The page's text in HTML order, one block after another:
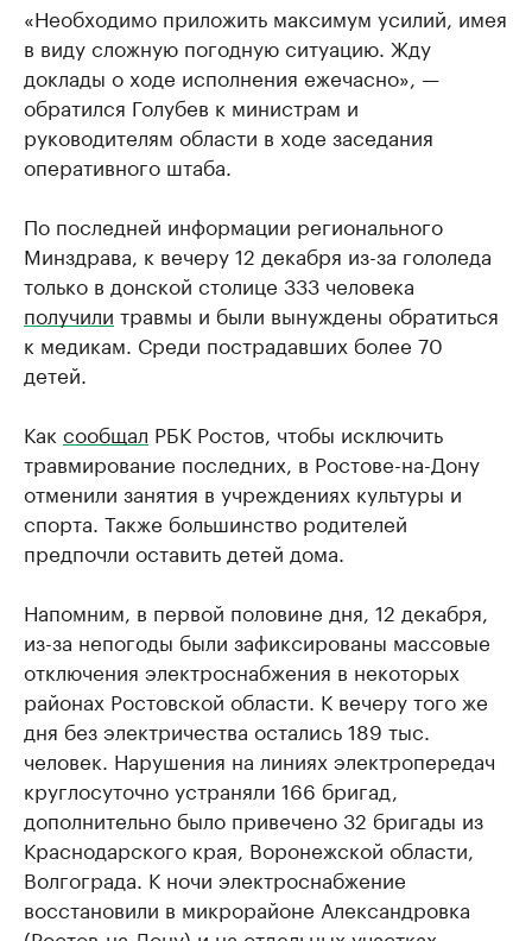
«Необходимо приложить максимум усилий, имея
в виду сложную погодную ситуацию. Жду
доклады о ходе исполнения ежечасно», —
обратился Голубев к министрам и
руководителям области в ходе заседания
оперативного штаба.
По последней информации регионального
Минздрава, к вечеру 12 декабря из-за гололеда
только в донской столице 333 человека
получили травмы и были вынуждены обратиться
к медикам. Среди пострадавших более 70
детей.
Как сообщал РБК Ростов, чтобы исключить
травмирование последних, в Ростове-на-Дону
отменили занятия в учреждениях культуры и
спорта. Также большинство родителей
предпочли оставить детей дома.
Напомним, в первой половине дня, 12 декабря,
из-за непогоды были зафиксированы массовые
отключения электроснабжения в некоторых
районах Ростовской области. К вечеру того же
дня без электричества остались 189 тыс.
человек. Нарушения на линиях электропередач
круглосуточно устраняли 166 бригад,
дополнительно было привечено 32 бригады из
Краснодарского края, Воронежской области,
Волгограда. К ночи электроснабжение
восстановили в микрорайоне Александровка